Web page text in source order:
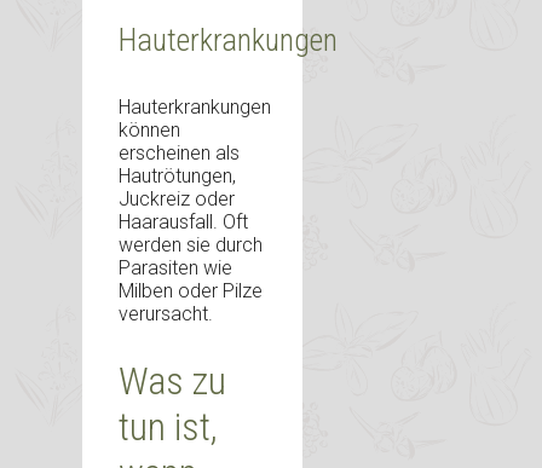
Hauterkrankungen
Hauterkrankungen
können
erscheinen als
Hautrötungen,
Juckreiz oder
Haarausfall. Oft
werden sie durch
Parasiten wie
Milben oder Pilze
verursacht.
Was zu
tun ist,